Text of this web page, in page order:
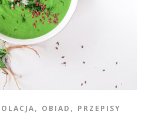
, OBIAD , PRZEPISY